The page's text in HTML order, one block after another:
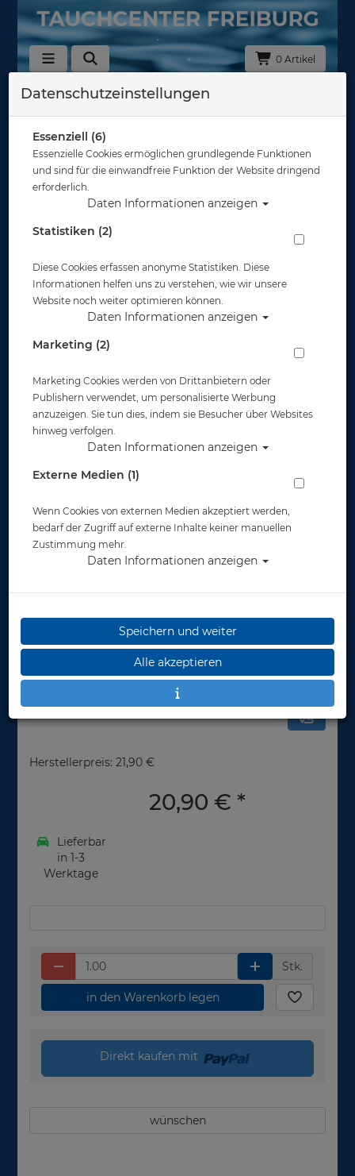
0 Artikel
Zurück
Hydros - Gummizugset für Zubehör - Gr:
M - Bungee for Hydros
Artikelnr.: scu-21746400
Herstellerpreis: 21,90 €
20,90 € *
Lieferbar
in 1-3
Werktage
Stk.
in den Warenkorb legen
Direkt kaufen mit
wünschen
Datenschutzeinstellungen
Essenziell (6)
Essenzielle Cookies ermöglichen grundlegende Funktionen
und sind für die einwandfreie Funktion der Website dringend
erforderlich.
Daten Informationen anzeigen
Statistiken (2)
Diese Cookies erfassen anonyme Statistiken. Diese
Informationen helfen uns zu verstehen, wie wir unsere
Website noch weiter optimieren können.
Daten Informationen anzeigen
Marketing (2)
Marketing Cookies werden von Drittanbietern oder
Publishern verwendet, um personalisierte Werbung
anzuzeigen. Sie tun dies, indem sie Besucher über Websites
hinweg verfolgen.
Daten Informationen anzeigen
Externe Medien (1)
Wenn Cookies von externen Medien akzeptiert werden,
bedarf der Zugriff auf externe Inhalte keiner manuellen
Zustimmung mehr.
Daten Informationen anzeigen
Speichern und weiter
Alle akzeptieren